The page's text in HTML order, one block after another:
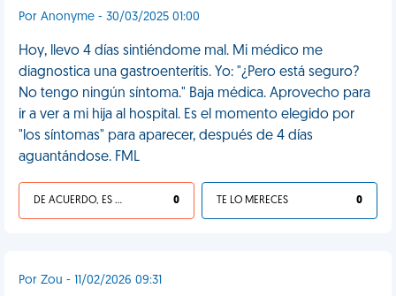
Por Anonyme - 30/03/2025 01:00
Hoy, llevo 4 días sintiéndome mal. Mi médico me
diagnostica una gastroenteritis. Yo: "¿Pero está seguro?
No tengo ningún síntoma." Baja médica. Aprovecho para
ir a ver a mi hija al hospital. Es el momento elegido por
"los síntomas" para aparecer, después de 4 días
aguantándose. FML
DE ACUERDO, ES UNA VIDA HP 0 TE LO MERECES 0
Por Zou - 11/02/2026 09:31